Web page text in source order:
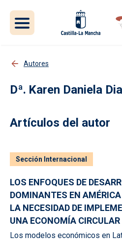
Autores
Karen Daniela
Artículos del autor
Sección Internacional
LOS ENFOQUES DE
DOMINANTES EN
LA NECESIDAD DE
UNA ECONOMÍA CIRCULAR
Los modelos económicos en